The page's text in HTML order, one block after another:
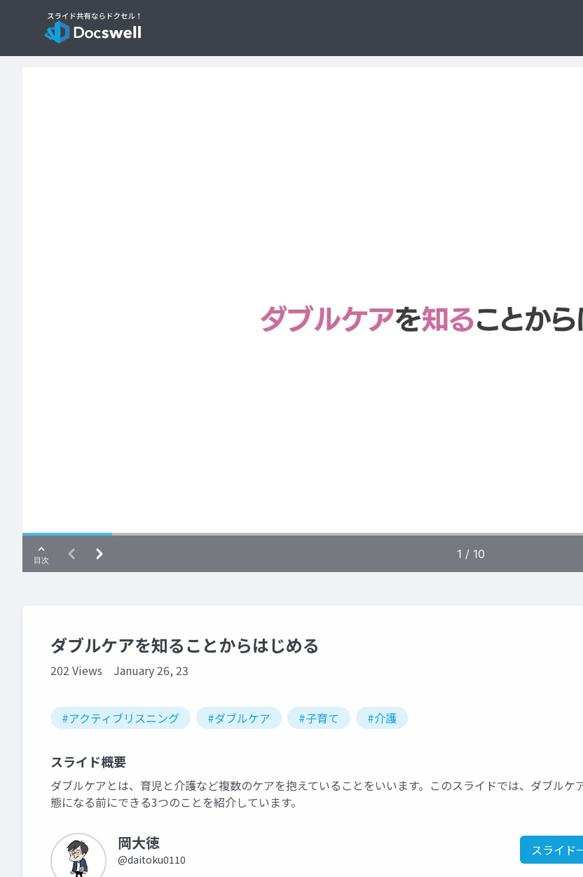
ダブルケアを知ることからはじめる
202 Views January 26, 23
#アクティブリスニング #ダブルケア #子育て #介護
スライド概要
ダブルケアとは、育児と介護など複数のケアを抱えていることをいいます。このスライドでは、ダブルケ
態になる前にできる3つのことを紹介しています。
岡大徳
@daitoku0110
スライド